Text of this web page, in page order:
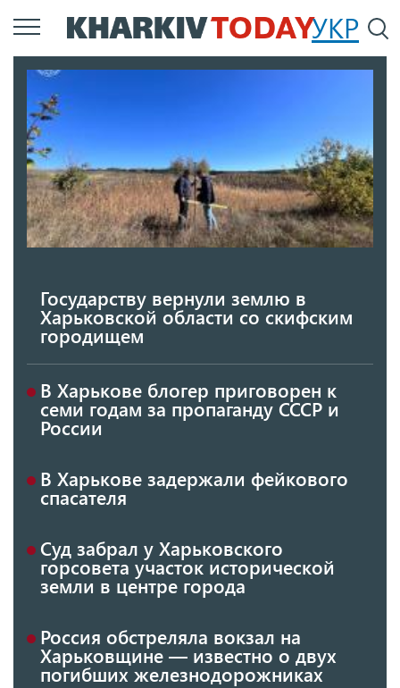
Перейти
к
УКР
Государству вернули землю в
Харьковской области со скифским
городищем
В Харькове блогер приговорен к
семи годам за пропаганду СССР и
России
В Харькове задержали фейкового
спасателя
Суд забрал у Харьковского
горсовета участок исторической
земли в центре города
Россия обстреляла вокзал на
Харьковщине — известно о двух
погибших железнодорожниках